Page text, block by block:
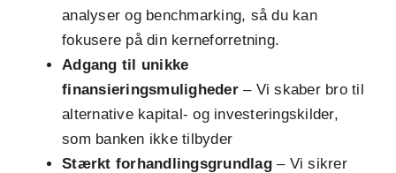
analyser og benchmarking, så du kan
fokusere på din kerneforretning.
Adgang til unikke
finansieringsmuligheder– Vi skaber bro til
alternative kapital- og investeringskilder,
som banken ikke tilbyder
Stærkt forhandlingsgrundlag– Vi sikrer